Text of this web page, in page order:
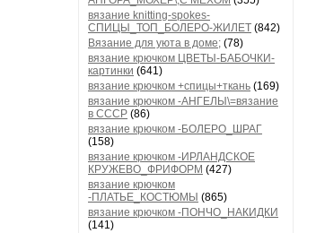
вязание knitting-spokes-
СПИЦЫ_ТОП_БОЛЕРО-ЖИЛЕТ (842)
Вязание для уюта в доме; (78)
вязание крючком ЦВЕТЫ-БАБОЧКИ-
картинки (641)
вязание крючком +спицы+ткань (169)
вязание крючком -АНГЕЛЫ\=вязание
в СССР (86)
вязание крючком -БОЛЕРО_ШРАГ
(158)
вязание крючком -ИРЛАНДСКОЕ
КРУЖЕВО_ФРИФОРМ (427)
вязание крючком
-ПЛАТЬЕ_КОСТЮМЫ (865)
вязание крючком -ПОНЧО_НАКИДКИ
(141)